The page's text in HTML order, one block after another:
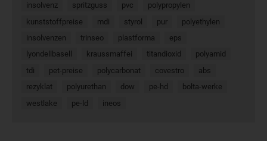
insolvenz spritzguss pvc
polypropylen
kunststoffpreise
mdi styrol pur
polyethylen
insolvenzen
trinseo plastforma
eps
lyondellbasell
kraussmaffei titandioxid
polyamid
tdi
pet-preise polycarbonat covestro
abs
rezyklat
polyurethan dow pe-hd
bolta-werke
westlake
pe-ld ineos